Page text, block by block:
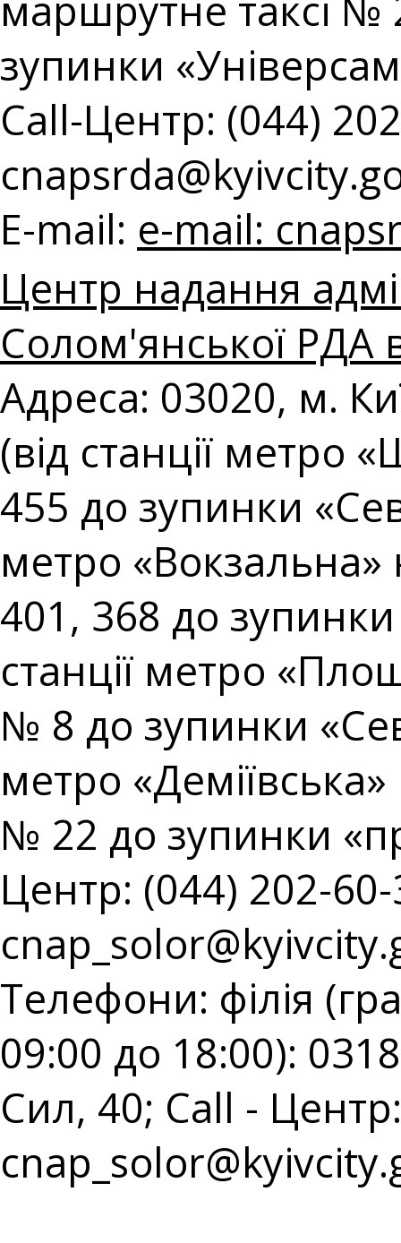
зупинки
Call-Центр: (044)
E-mail: e-mail:
Центр надання
Солом'янської РДА
Адреса: 03020, м.
(від станції метро
455 до зупинки
метро
401, 368 до
станції метро
№ 8 до зупинки
метро
№ 22 до зупинки
Центр: (044) 202-
Телефони: філія
09:00 до 18:00):
Сил, 40; Call -